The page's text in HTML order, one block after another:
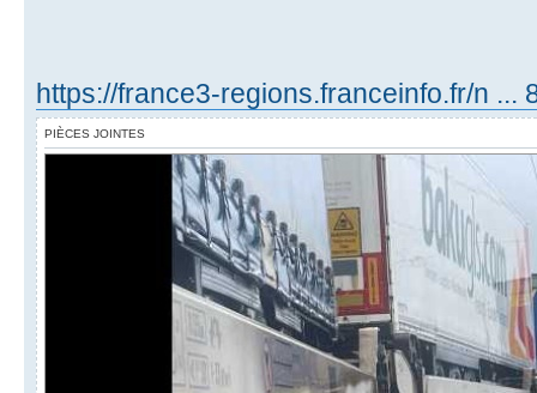
https://france3-regions.franceinfo.fr/n ...
PIÈCES JOINTES